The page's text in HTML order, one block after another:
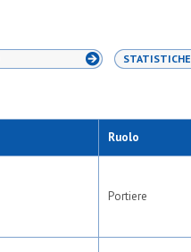
STATISTICHE
Ruolo
Portiere